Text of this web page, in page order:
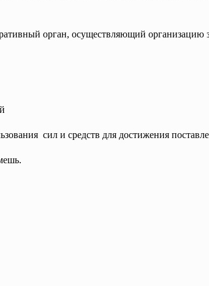
орган, осуществляющий
сил и средств для достижения